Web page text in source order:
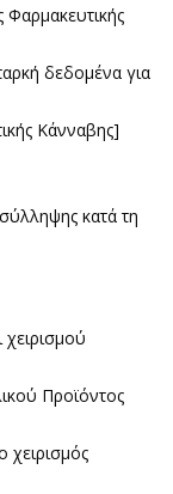
Φαρμακευτικής
δεδομένα για
Κάνναβης]
κατά τη
χειρισμού
Προϊόντος